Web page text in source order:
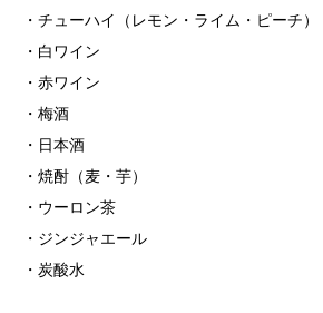
・チューハイ（レモン・ライム・ピーチ）
・白ワイン
・赤ワイン
・梅酒
・日本酒
・焼酎（麦・芋）
・ウーロン茶
・ジンジャエール
・炭酸水